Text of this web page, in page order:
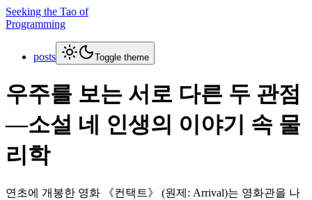
Seeking the Tao of
Programming
posts Toggle theme
우주를 보는 서로 다른 두 관점
—소설 네 인생의 이야기 속 물
리학
연초에 개봉한 영화 《컨택트》 (원제: Arrival)는 영화관을 나